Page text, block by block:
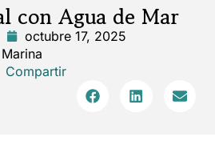
con Agua de Mar
octubre 17, 2025
Compartir